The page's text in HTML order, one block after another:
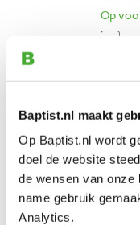
Baptist.nl maakt
Op Baptist.nl wordt
doel de website
de wensen van onze
name gebruik
Analytics.
Op
€
€ 15,41
Op